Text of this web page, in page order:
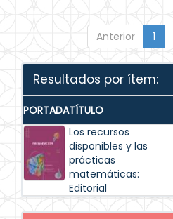
Anterior 1
Resultados por ítem:
PORTADATÍTULO
Los recursos
disponibles y las
prácticas
matemáticas:
Editorial